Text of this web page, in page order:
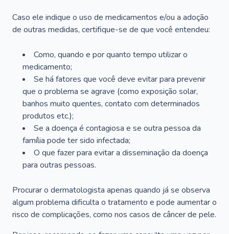
Caso ele indique o uso de medicamentos e/ou a adoção
de outras medidas, certifique-se de que você entendeu:
Como, quando e por quanto tempo utilizar o
medicamento;
Se há fatores que você deve evitar para prevenir
que o problema se agrave (como exposição solar,
banhos muito quentes, contato com determinados
produtos etc.);
Se a doença é contagiosa e se outra pessoa da
família pode ter sido infectada;
O que fazer para evitar a disseminação da doença
para outras pessoas.
Procurar o dermatologista apenas quando já se observa
algum problema dificulta o tratamento e pode aumentar o
risco de complicações, como nos casos de câncer de pele.